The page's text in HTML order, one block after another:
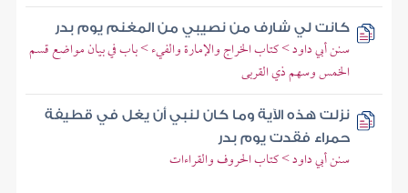
كانت لي شارف من نصيبي من المغنم يوم بدر
سنن أبي داود > كتاب الخراج والإمارة والفيء > باب في بيان مواضع قسم
الخمس وسهم ذي القربى
نزلت هذه الآية وما كان لنبي أن يغل في قطيفة
حمراء فقدت يوم بدر
سنن أبي داود > كتاب الحروف والقراءات